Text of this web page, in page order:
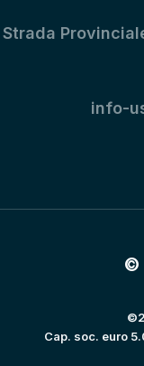
Strada
info-
©
Cap. soc. euro